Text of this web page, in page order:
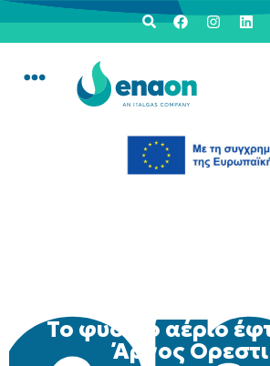
Το φυσικό αέριο
Άργος